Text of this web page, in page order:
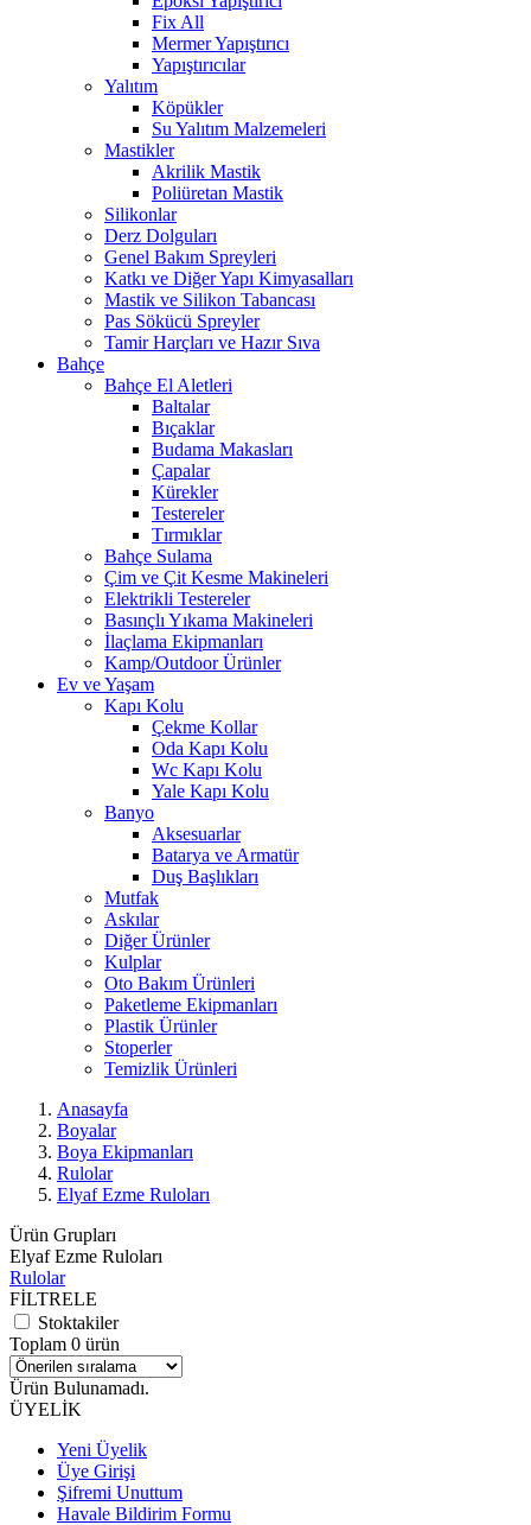
Fix All
Mermer Yapıştırıcı
Yapıştırıcılar
Yalıtım
Köpükler
Su Yalıtım Malzemeleri
Mastikler
Akrilik Mastik
Poliüretan Mastik
Silikonlar
Derz Dolguları
Genel Bakım Spreyleri
Katkı ve Diğer Yapı Kimyasalları
Mastik ve Silikon Tabancası
Pas Sökücü Spreyler
Tamir Harçları ve Hazır Sıva
Bahçe
Bahçe El Aletleri
Baltalar
Bıçaklar
Budama Makasları
Çapalar
Kürekler
Testereler
Tırmıklar
Bahçe Sulama
Çim ve Çit Kesme Makineleri
Elektrikli Testereler
Basınçlı Yıkama Makineleri
İlaçlama Ekipmanları
Kamp/Outdoor Ürünler
Ev ve Yaşam
Kapı Kolu
Çekme Kollar
Oda Kapı Kolu
Wc Kapı Kolu
Yale Kapı Kolu
Banyo
Aksesuarlar
Batarya ve Armatür
Duş Başlıkları
Mutfak
Askılar
Diğer Ürünler
Kulplar
Oto Bakım Ürünleri
Paketleme Ekipmanları
Plastik Ürünler
Stoperler
Temizlik Ürünleri
Anasayfa
Boyalar
Boya Ekipmanları
Rulolar
Elyaf Ezme Ruloları
Ürün Grupları
Elyaf Ezme Ruloları
Rulolar
FİLTRELE
Stoktakiler
Toplam 0 ürün
Ürün Bulunamadı.
ÜYELİK
Yeni Üyelik
Üye Girişi
Şifremi Unuttum
Havale Bildirim Formu